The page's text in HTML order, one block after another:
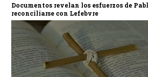
Documentos revelan los esfuerzos de
reconciliarse con Lefebvre